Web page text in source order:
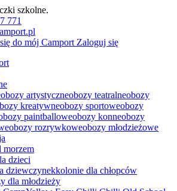
szkolne.
771
Zaloguj się
obozy artystyczneobozy teatralneobozy
kreatywneobozy sportoweobozy
paintballoweobozy konneobozy
obozy rozrywkoweobozy młodzieżowe
morzem
dzieci
dziewczynekkolonie dla chłopców
dla młodzieży